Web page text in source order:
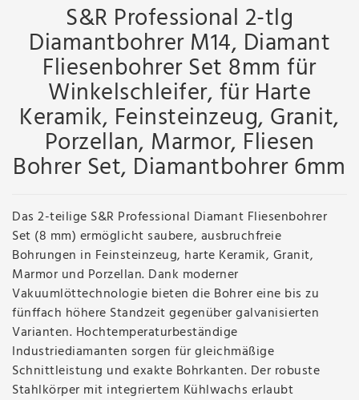
S&R Professional 2-tlg
Diamantbohrer M14, Diamant
Fliesenbohrer Set 8mm für
Winkelschleifer, für Harte
Keramik, Feinsteinzeug, Granit,
Porzellan, Marmor, Fliesen
Bohrer Set, Diamantbohrer 6mm
Das 2-teilige S&R Professional Diamant Fliesenbohrer
Set (8 mm) ermöglicht saubere, ausbruchfreie
Bohrungen in Feinsteinzeug, harte Keramik, Granit,
Marmor und Porzellan. Dank moderner
Vakuumlöttechnologie bieten die Bohrer eine bis zu
fünffach höhere Standzeit gegenüber galvanisierten
Varianten. Hochtemperaturbeständige
Industriediamanten sorgen für gleichmäßige
Schnittleistung und exakte Bohrkanten. Der robuste
Stahlkörper mit integriertem Kühlwachs erlaubt